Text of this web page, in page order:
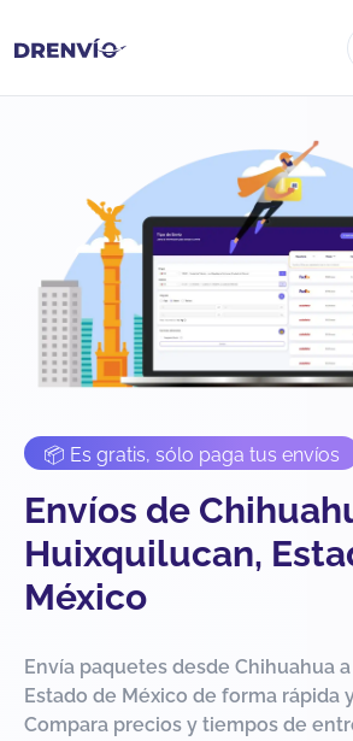
📦 Es gratis, sólo paga tus envíos
Envíos de
Huixquilucan,
México
Envía paquetes desde Chihuahua
Estado de México de forma rápida
Compara precios y tiempos de